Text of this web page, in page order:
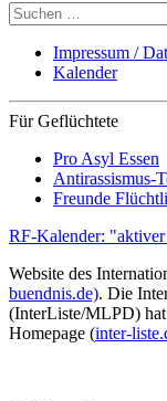
Suche
nach:
Impressum /
Kalender
Für Geflüchtete
Pro Asyl Essen
Antirassismus-
Freunde
RF-Kalender:
Website des
buendnis.de). Die
(InterListe/MLPD) hat
Homepage (inter-